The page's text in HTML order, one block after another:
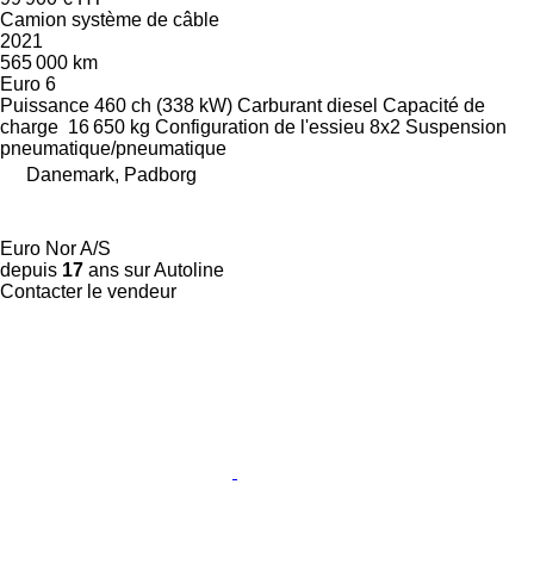
Camion système de câble
2021
565 000 km
Euro 6
Puissance 460 ch (338 kW) Carburant diesel Capacité de
charge 16 650 kg Configuration de l'essieu 8x2 Suspension
pneumatique/pneumatique
Danemark, Padborg
Euro Nor A/S
depuis 17 ans sur Autoline
Contacter le vendeur